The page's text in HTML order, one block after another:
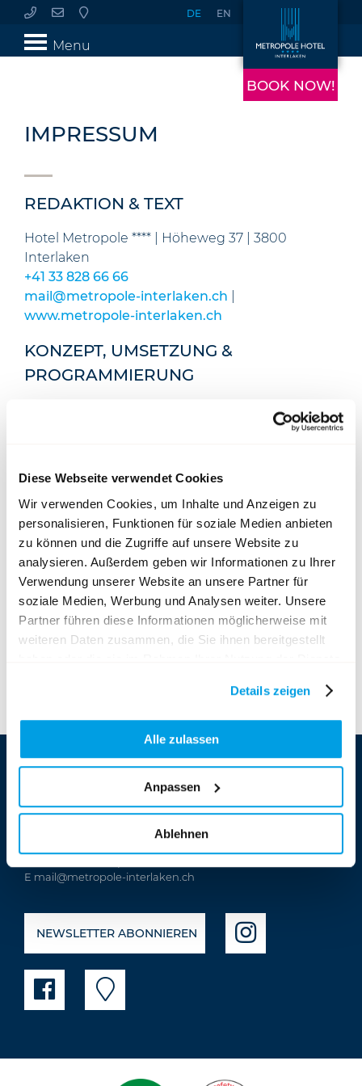
Diese Webseite verwendet Cookies
Wir verwenden Cookies, um Inhalte und Anzeigen zu
personalisieren, Funktionen für soziale Medien anbieten
zu können und die Zugriffe auf unsere Website zu
analysieren. Außerdem geben wir Informationen zu Ihrer
Verwendung unserer Website an unsere Partner für
soziale Medien, Werbung und Analysen weiter. Unsere
Partner führen diese Informationen möglicherweise mit
weiteren Daten zusammen, die Sie ihnen bereitgestellt
Details zeigen
Alle zulassen
Anpassen
Ablehnen
DE EN
Menu
BOOK NOW!
IMPRESSUM
REDAKTION & TEXT
Hotel Metropole **** | Höheweg 37 | 3800
Interlaken
+41 33 828 66 66
mail@metropole-interlaken.ch
www.metropole-interlaken.ch
KONZEPT, UMSETZUNG &
PROGRAMMIERUNG
FOTOGRAFIE
Andy Widmer
HOMM interactive
Winkelriedstrasse 35 | 6003 Luzern
+41 41 210 70 00
aw@homm.ch|www.homm.ch
E mail@metropole-interlaken.ch
NEWSLETTER ABONNIEREN